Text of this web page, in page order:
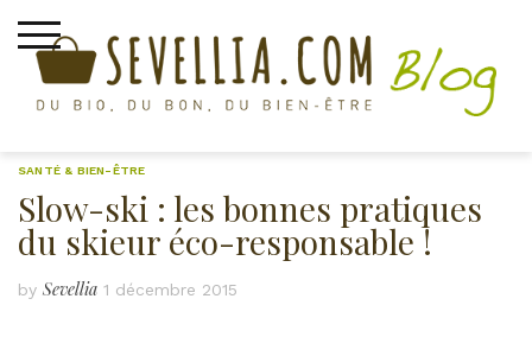
content
SANTÉ & BIEN-ÊTRE
Slow-ski : les bonnes pratiques
du skieur éco-responsable !
by Sevellia 1 décembre 2015